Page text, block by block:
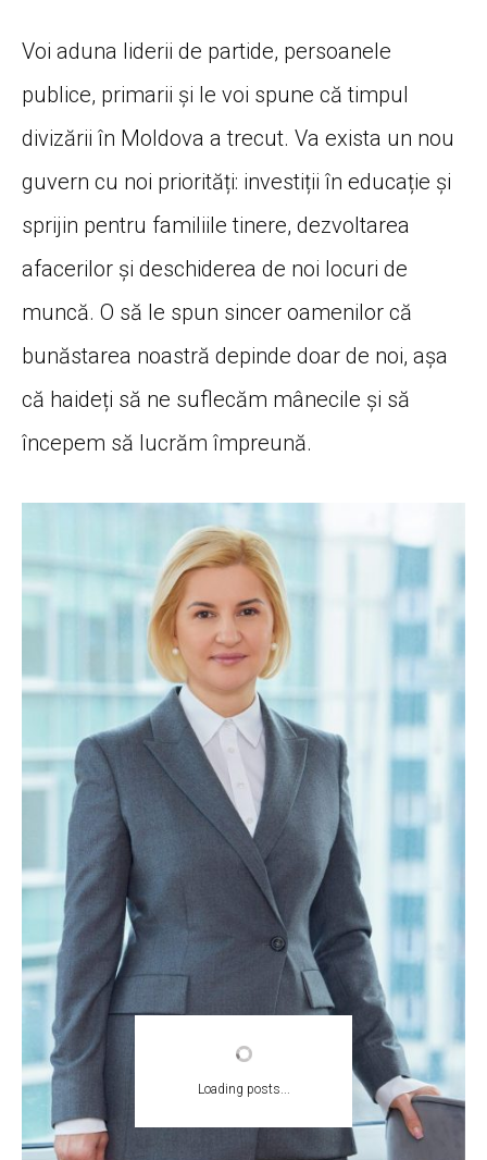
Loading posts...
Voi aduna liderii de partide, persoanele
publice, primarii și le voi spune că timpul
divizării în Moldova a trecut. Va exista un nou
guvern cu noi priorități: investiții în educație și
sprijin pentru familiile tinere, dezvoltarea
afacerilor și deschiderea de noi locuri de
muncă. O să le spun sincer oamenilor că
bunăstarea noastră depinde doar de noi, așa
că haideți să ne suflecăm mânecile și să
începem să lucrăm împreună.